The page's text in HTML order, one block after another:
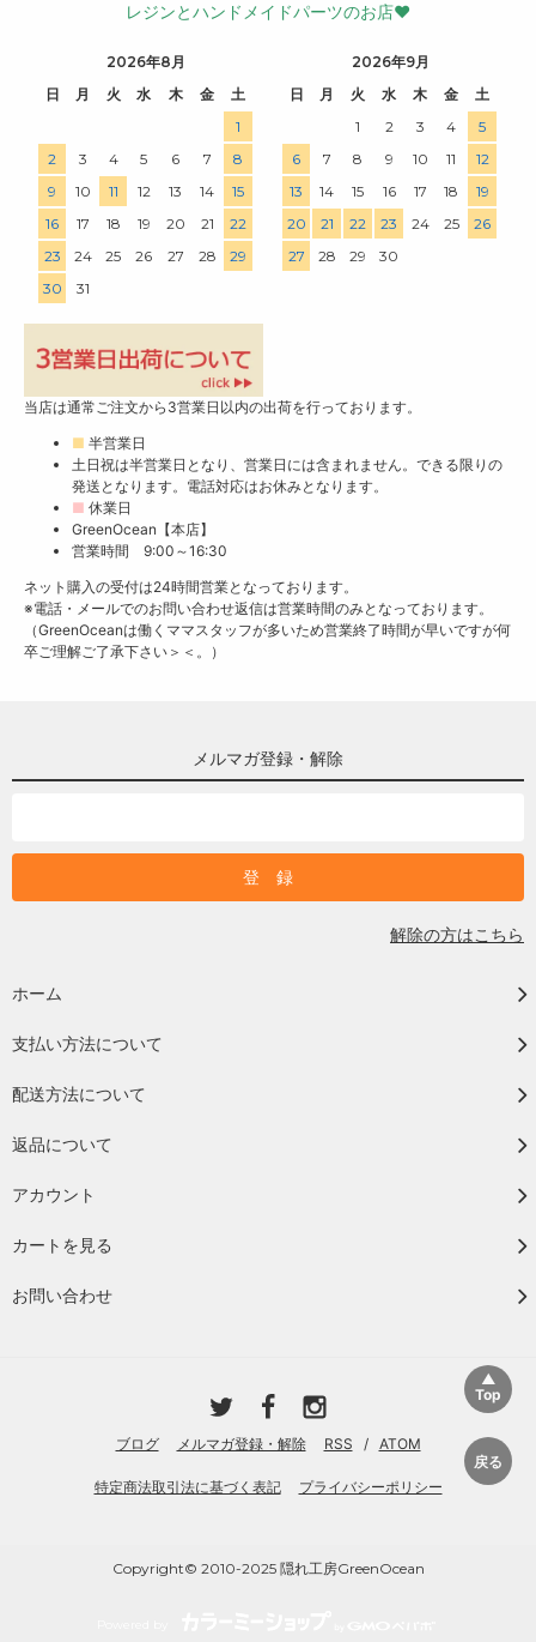
レジンとハンドメイドパーツのお店♥
2026年8月
日
月 火 水 木 金
土
1
2
3 4 5 6 7
8
9
10 11 12 13 14
15
16
17 18 19 20 21
22
23
24 25 26 27 28
29
30
31
2026年9月
日
月 火 水 木 金
土
1
2 3 4
5
6
7 8 9 10 11
12
13
14 15 16 17 18
19
20
21 22 23 24 25
26
27
28 29 30
当店は通常ご注文から3営業日以内の出荷を行っております。
■ 半営業日
土日祝は半営業日となり、営業日には含まれません。できる限りの
発送となります。電話対応はお休みとなります。
■ 休業日
GreenOcean【本店】
営業時間 9:00～16:30
ネット購入の受付は24時間営業となっております。
※電話・メールでのお問い合わせ返信は営業時間のみとなっております。
（GreenOceanは働くママスタッフが多いため営業終了時間が早いですが何
卒ご理解ご了承下さい＞＜。）
メルマガ登録・解除
解除の方はこちら
ホーム
支払い方法について
配送方法について
返品について
アカウント
カートを見る
お問い合わせ
ブログ メルマガ登録・解除 RSS / ATOM
特定商法取引法に基づく表記 プライバシーポリシー
Copyright© 2010-2025 隠れ工房GreenOcean